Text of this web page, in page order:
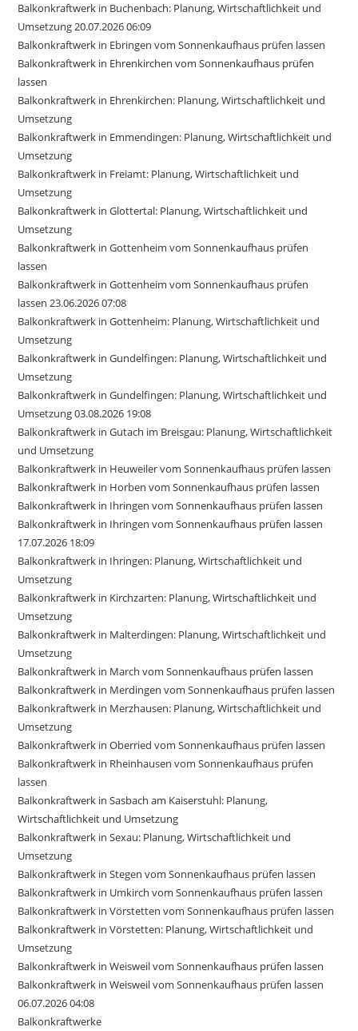
Balkonkraftwerk in Buchenbach: Planung, Wirtschaftlichkeit und
Umsetzung 20.07.2026 06:09
Balkonkraftwerk in Ebringen vom Sonnenkaufhaus prüfen lassen
Balkonkraftwerk in Ehrenkirchen vom Sonnenkaufhaus prüfen
lassen
Balkonkraftwerk in Ehrenkirchen: Planung, Wirtschaftlichkeit und
Umsetzung
Balkonkraftwerk in Emmendingen: Planung, Wirtschaftlichkeit und
Umsetzung
Balkonkraftwerk in Freiamt: Planung, Wirtschaftlichkeit und
Umsetzung
Balkonkraftwerk in Glottertal: Planung, Wirtschaftlichkeit und
Umsetzung
Balkonkraftwerk in Gottenheim vom Sonnenkaufhaus prüfen
lassen
Balkonkraftwerk in Gottenheim vom Sonnenkaufhaus prüfen
lassen 23.06.2026 07:08
Balkonkraftwerk in Gottenheim: Planung, Wirtschaftlichkeit und
Umsetzung
Balkonkraftwerk in Gundelfingen: Planung, Wirtschaftlichkeit und
Umsetzung
Balkonkraftwerk in Gundelfingen: Planung, Wirtschaftlichkeit und
Umsetzung 03.08.2026 19:08
Balkonkraftwerk in Gutach im Breisgau: Planung, Wirtschaftlichkeit
und Umsetzung
Balkonkraftwerk in Heuweiler vom Sonnenkaufhaus prüfen lassen
Balkonkraftwerk in Horben vom Sonnenkaufhaus prüfen lassen
Balkonkraftwerk in Ihringen vom Sonnenkaufhaus prüfen lassen
Balkonkraftwerk in Ihringen vom Sonnenkaufhaus prüfen lassen
17.07.2026 18:09
Balkonkraftwerk in Ihringen: Planung, Wirtschaftlichkeit und
Umsetzung
Balkonkraftwerk in Kirchzarten: Planung, Wirtschaftlichkeit und
Umsetzung
Balkonkraftwerk in Malterdingen: Planung, Wirtschaftlichkeit und
Umsetzung
Balkonkraftwerk in March vom Sonnenkaufhaus prüfen lassen
Balkonkraftwerk in Merdingen vom Sonnenkaufhaus prüfen lassen
Balkonkraftwerk in Merzhausen: Planung, Wirtschaftlichkeit und
Umsetzung
Balkonkraftwerk in Oberried vom Sonnenkaufhaus prüfen lassen
Balkonkraftwerk in Rheinhausen vom Sonnenkaufhaus prüfen
lassen
Balkonkraftwerk in Sasbach am Kaiserstuhl: Planung,
Wirtschaftlichkeit und Umsetzung
Balkonkraftwerk in Sexau: Planung, Wirtschaftlichkeit und
Umsetzung
Balkonkraftwerk in Stegen vom Sonnenkaufhaus prüfen lassen
Balkonkraftwerk in Umkirch vom Sonnenkaufhaus prüfen lassen
Balkonkraftwerk in Vörstetten vom Sonnenkaufhaus prüfen lassen
Balkonkraftwerk in Vörstetten: Planung, Wirtschaftlichkeit und
Umsetzung
Balkonkraftwerk in Weisweil vom Sonnenkaufhaus prüfen lassen
Balkonkraftwerk in Weisweil vom Sonnenkaufhaus prüfen lassen
06.07.2026 04:08
Balkonkraftwerke